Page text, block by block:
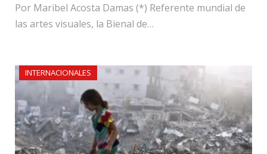
Por Maribel Acosta Damas (*) Referente mundial de
las artes visuales, la Bienal de…
INTERNACIONALES